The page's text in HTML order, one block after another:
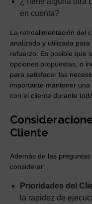
en cuenta?
La retroalimentación del
analizada y utilizada
refuerzo. Es posible que
opciones propuestas, o
para satisfacer las
importante mantener
con el cliente durante
Cliente
Además de las
considerar:
Prioridades del
la rapidez de